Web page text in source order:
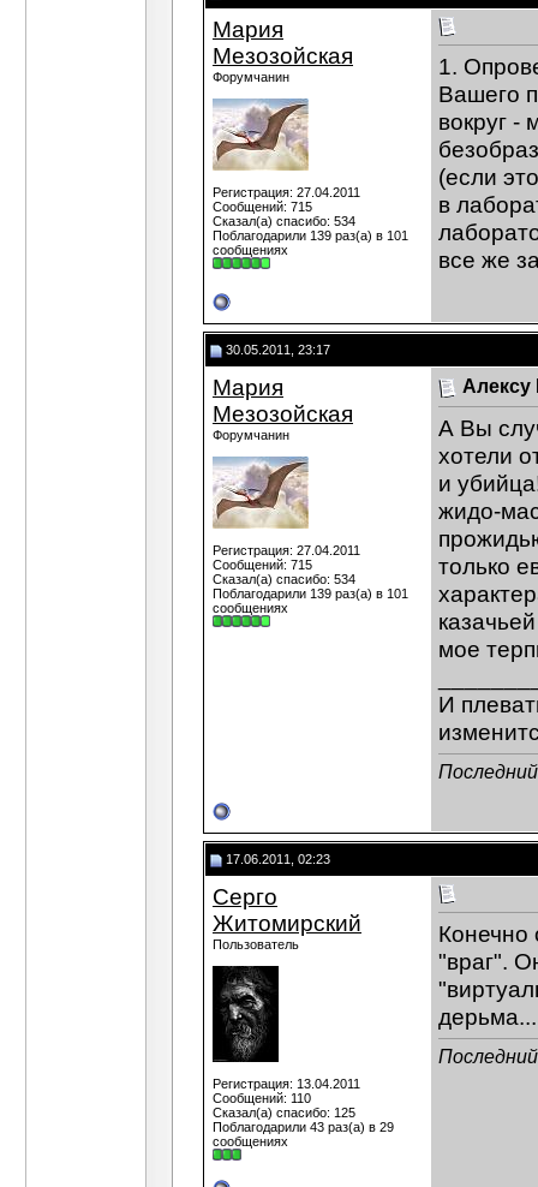
Мария
Мезозойская
Форумчанин
Регистрация: 27.04.2011
Сообщений: 715
Сказал(а) спасибо: 534
Поблагодарили 139 раз(а) в 101
сообщениях
1.
Вашего
вокруг -
(если
в
все же
30.05.2011, 23:17
Мария
Мезозойская
Форумчанин
Регистрация: 27.04.2011
Сообщений: 715
Сказал(а) спасибо: 534
Поблагодарили 139 раз(а) в 101
сообщениях
Алексу
А Вы
хотели
и
жидо-
только
мое
И
17.06.2011, 02:23
Серго
Житомирский
Пользователь
Регистрация: 13.04.2011
Сообщений: 110
Сказал(а) спасибо: 125
Поблагодарили 43 раз(а) в 29
сообщениях
Конечно
"враг".
дерьма...